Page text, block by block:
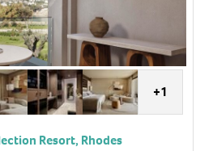
+1
Resort, Rhodes